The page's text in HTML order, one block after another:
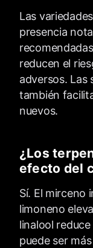
Las
presencia
reducen el
adversos. Las
también
nuevos.
¿Los
efecto del
Sí. El mirceno
limoneno
linalool
puede ser